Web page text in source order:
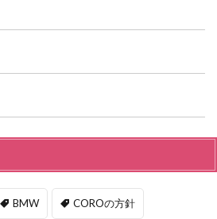
BMW COROの方針